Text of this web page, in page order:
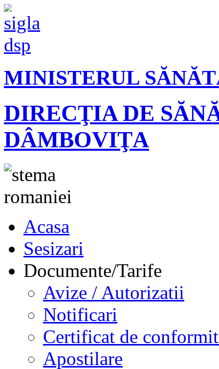
MINISTERUL
DIRECŢIA DE
DÂMBOVIŢA
Acasa
Sesizari
Documente/Tarife
Avize / Autorizatii
Notificari
Certificat de
Apostilare